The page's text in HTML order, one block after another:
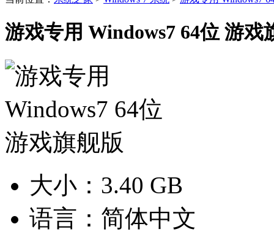
游戏专用 Windows7 64位 游戏
大小： 3.40 GB
语言： 简体中文